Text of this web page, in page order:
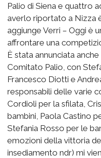
Palio di Siena e quattro
averlo riportato a Nizza
aggiunge Verri – Oggi è
affrontare una
È stata annunciata
Comitato Palio, con
Francesco Diotti e
responsabili delle varie
Cordioli per la sfilata,
bambini, Paola Castino
Stefania Rosso per le
emozioni della vittoria
insediamento ndr) mi